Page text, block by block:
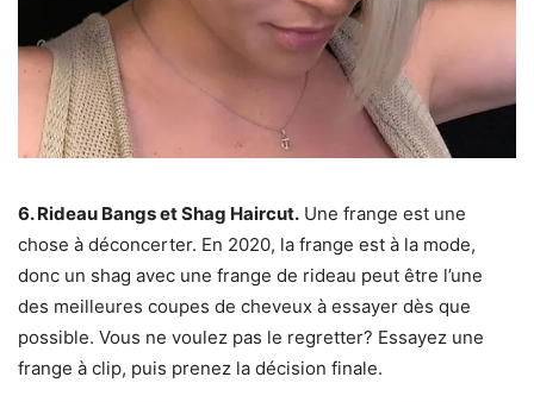
6. Rideau Bangs et Shag Haircut. Une frange est une
chose à déconcerter. En 2020, la frange est à la mode,
donc un shag avec une frange de rideau peut être l’une
des meilleures coupes de cheveux à essayer dès que
possible. Vous ne voulez pas le regretter? Essayez une
frange à clip, puis prenez la décision finale.